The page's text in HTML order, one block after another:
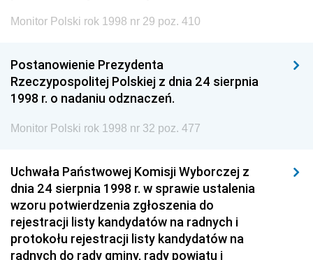
Monitor Polski rok 1998 nr 29 poz. 410
Postanowienie Prezydenta
Rzeczypospolitej Polskiej z dnia 24 sierpnia
1998 r. o nadaniu odznaczeń.
Monitor Polski rok 1998 nr 32 poz. 477
Uchwała Państwowej Komisji Wyborczej z
dnia 24 sierpnia 1998 r. w sprawie ustalenia
wzoru potwierdzenia zgłoszenia do
rejestracji listy kandydatów na radnych i
protokołu rejestracji listy kandydatów na
radnych do rady gminy, rady powiatu i